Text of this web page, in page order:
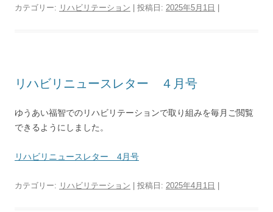
カテゴリー: リハビリテーション | 投稿日: 2025年5月1日
リハビリニュースレター ４月号
ゆうあい福智でのリハビリテーションで取り組みを毎月ご閲覧
できるようにしました。
リハビリニュースレター 4月号
カテゴリー: リハビリテーション | 投稿日: 2025年4月1日